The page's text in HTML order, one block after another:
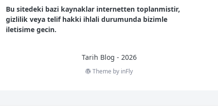
Bu sitedeki bazi kaynaklar internetten toplanmistir,
gizlilik veya telif hakki ihlali durumunda bizimle
iletisime gecin.
Tarih Blog - 2026
Theme by inFly